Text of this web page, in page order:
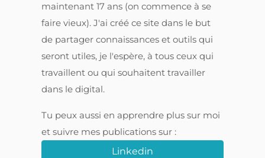
maintenant 17 ans (on commence à se
faire vieux). J'ai créé ce site dans le but
de partager connaissances et outils qui
seront utiles, je l'espère, à tous ceux qui
travaillent ou qui souhaitent travailler
dans le digital.
Tu peux aussi en apprendre plus sur moi
et suivre mes publications sur :
Linkedin